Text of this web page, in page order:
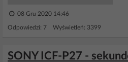
08 Gru 2020 14:46
Odpowiedzi: 7 Wyświetleń: 3399
SONY ICF-P27 -